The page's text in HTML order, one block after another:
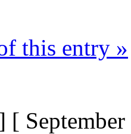
this entry »
[